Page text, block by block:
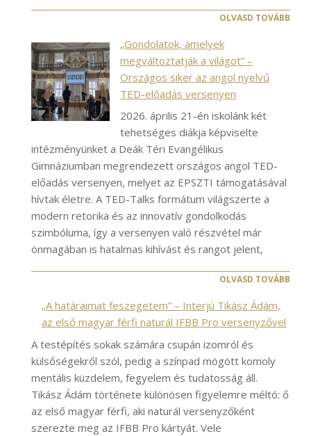
OLVASD TOVÁBB
„Gondolatok, amelyek
megváltoztatják a világot” –
Országos siker az angol nyelvű
TED-előadás versenyen
2026. április 21-én iskolánk két
tehetséges diákja képviselte
intézményünket a Deák Téri Evangélikus
Gimnáziumban megrendezett országos angol TED-
előadás versenyen, melyet az EPSZTI támogatásával
hívtak életre. A TED-Talks formátum világszerte a
modern retorika és az innovatív gondolkodás
szimbóluma, így a versenyen való részvétel már
önmagában is hatalmas kihívást és rangot jelent,
OLVASD TOVÁBB
„A határaimat feszegetem” – Interjú Tikász Ádám,
az első magyar férfi naturál IFBB Pro versenyzővel
A testépítés sokak számára csupán izomról és
külsőségekről szól, pedig a színpad mögött komoly
mentális küzdelem, fegyelem és tudatosság áll.
Tikász Ádám története különösen figyelemre méltó: ő
az első magyar férfi, aki naturál versenyzőként
szerezte meg az IFBB Pro kártyát. Vele